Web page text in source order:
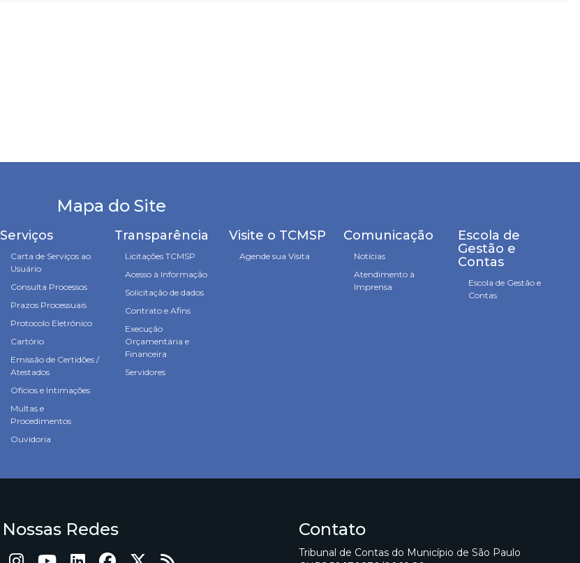
Mapa do Site
Serviços
Carta de Serviços ao
Usuário
Consulta Processos
Prazos Processuais
Protocolo Eletrônico
Cartório
Emissão de Certidões /
Atestados
Ofícios e Intimações
Multas e
Procedimentos
Ouvidoria
Transparência
Licitações TCMSP
Acesso à Informação
Solicitação de dados
Contrato e Afins
Execução
Orçamentária e
Financeira
Servidores
Visite o TCMSP
Agende sua Visita
Comunicação
Notícias
Atendimento à
Imprensa
Escola de
Gestão e
Contas
Escola de Gestão e
Contas
Nossas Redes Contato
Tribunal de Contas do Município de São Paulo